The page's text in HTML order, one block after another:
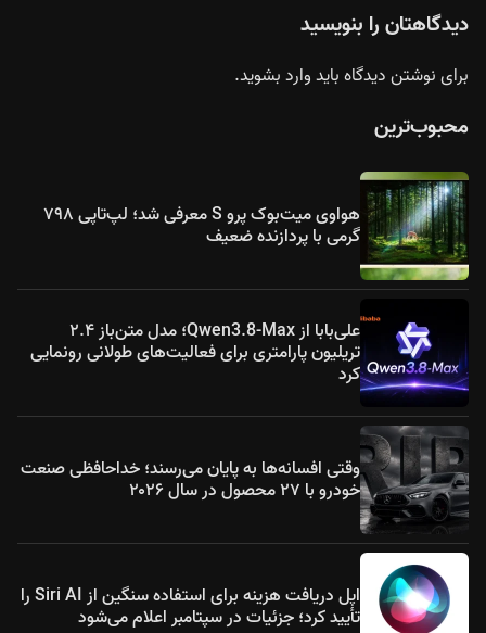
دیدگاهتان را بنویسید
برای نوشتن دیدگاه بایدوارد بشوید.
محبوب‌ترین
هواوی میت‌بوک پرو S معرفی شد؛ لپ‌تاپی ۷۹۸
گرمی با پردازنده ضعیف
علی‌بابا از Qwen3.8-Max؛ مدل متن‌باز ۲.۴
تریلیون پارامتری برای فعالیت‌های طولانی رونمایی
کرد
وقتی افسانه‌ها به پایان می‌رسند؛ خداحافظی صنعت
خودرو با ۲۷ محصول در سال ۲۰۲۶
اپل دریافت هزینه برای استفاده سنگین از Siri AI را
تأیید کرد؛ جزئیات در سپتامبر اعلام می‌شود